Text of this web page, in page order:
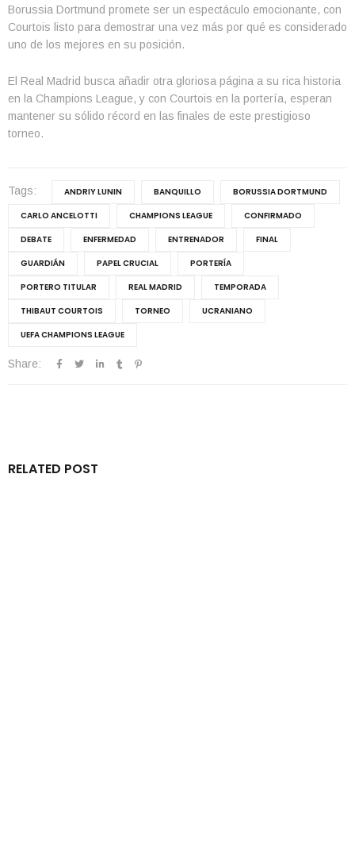
Borussia Dortmund promete ser un espectáculo emocionante, con
Courtois listo para demostrar una vez más por qué es considerado
uno de los mejores en su posición.
El Real Madrid busca añadir otra gloriosa página a su rica historia
en la Champions League, y con Courtois en la portería, esperan
mantener su sólido récord en las finales de este prestigioso
torneo.
Tags: ANDRIY LUNIN BANQUILLO
BORUSSIA DORTMUND
CARLO ANCELOTTI
CHAMPIONS LEAGUE
CONFIRMADO
DEBATE
ENFERMEDAD ENTRENADOR
FINAL
GUARDIÁN
PAPEL CRUCIAL
PORTERÍA
PORTERO TITULAR
REAL MADRID
TEMPORADA
THIBAUT COURTOIS
TORNEO
UCRANIANO
UEFA CHAMPIONS LEAGUE
Share:
RELATED POST